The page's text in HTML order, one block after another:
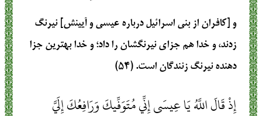
و [کافران از بنی اسرائیل درباره عیسی و آیینش] نیرنگ
زدند، و خدا هم جزای نیرنگشان را داد؛ و خدا بهترین جزا
دهنده نیرنگ زنندگان است. (۵۴)
إِذْ قَالَ اللَّهُ يَا عِيسَى إِنِّي مُتَوَفِّيكَ وَرَافِعُكَ إِلَيَّ